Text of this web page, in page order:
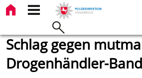
Schlag gegen
Drogenhändler-